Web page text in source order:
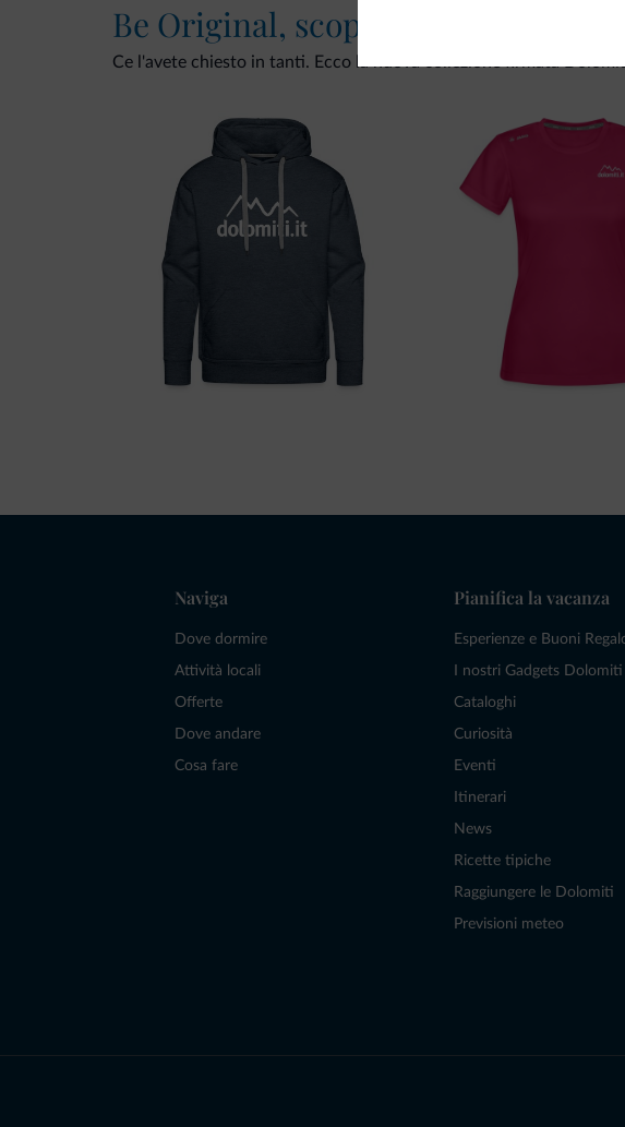
Be Original, scopri la nuova
Ce l'avete chiesto in tanti. Ecco la nuova collezione firmata
Naviga
Dove dormire
Attività locali
Offerte
Dove andare
Cosa fare
Pianifica la vacanza
Esperienze e Buoni
I nostri Gadgets Dolomiti
Cataloghi
Curiosità
Eventi
Itinerari
News
Ricette tipiche
Raggiungere le Dolomiti
Previsioni meteo